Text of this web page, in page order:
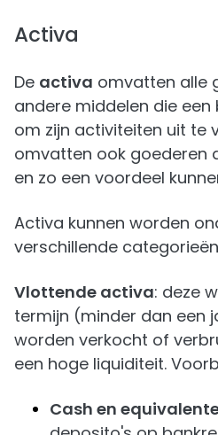
Activa
De activa omvatten alle
andere middelen die
om zijn activiteiten uit te
omvatten ook goederen
en zo een voordeel
Activa kunnen worden
verschillende
Vlottende activa: deze
termijn (minder dan een
worden verkocht of
een hoge liquiditeit.
Cash en